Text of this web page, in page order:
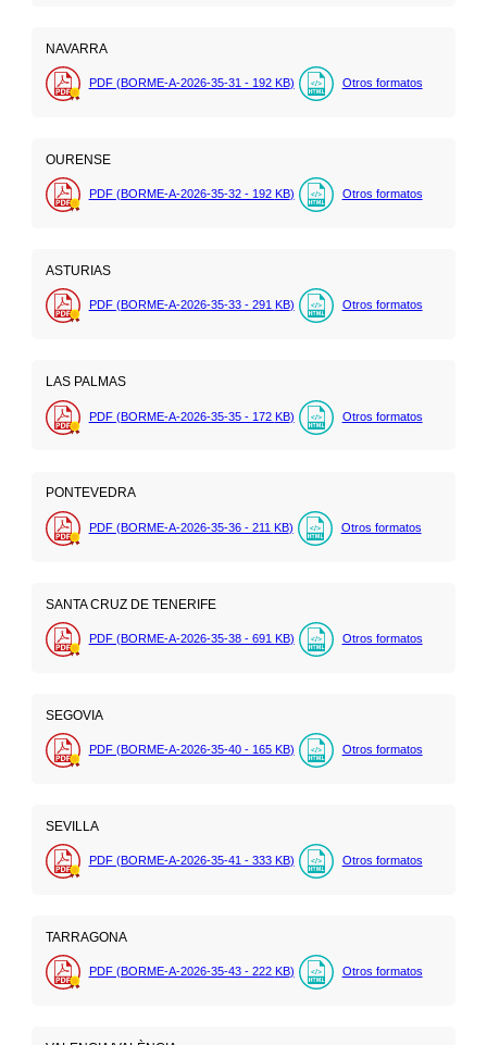
NAVARRA
PDF (BORME-A-2026-35-31 - 192 KB) Otros formatos
OURENSE
PDF (BORME-A-2026-35-32 - 192 KB) Otros formatos
ASTURIAS
PDF (BORME-A-2026-35-33 - 291 KB) Otros formatos
LAS PALMAS
PDF (BORME-A-2026-35-35 - 172 KB) Otros formatos
PONTEVEDRA
PDF (BORME-A-2026-35-36 - 211 KB) Otros formatos
SANTA CRUZ DE TENERIFE
PDF (BORME-A-2026-35-38 - 691 KB) Otros formatos
SEGOVIA
PDF (BORME-A-2026-35-40 - 165 KB) Otros formatos
SEVILLA
PDF (BORME-A-2026-35-41 - 333 KB) Otros formatos
TARRAGONA
PDF (BORME-A-2026-35-43 - 222 KB) Otros formatos